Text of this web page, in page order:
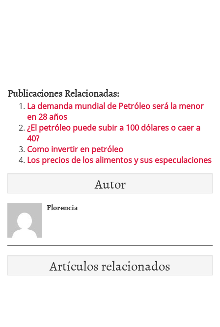
Publicaciones Relacionadas:
La demanda mundial de Petróleo será la menor
en 28 años
¿El petróleo puede subir a 100 dólares o caer a
40?
Como invertir en petróleo
Los precios de los alimentos y sus especulaciones
Autor
Florencia
Artículos relacionados